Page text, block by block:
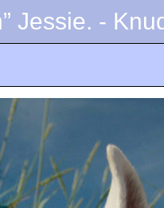
Jessie. -